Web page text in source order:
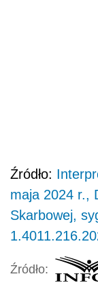
Źródło:
maja 2024 r.,
Skarbowej,
Źródło: